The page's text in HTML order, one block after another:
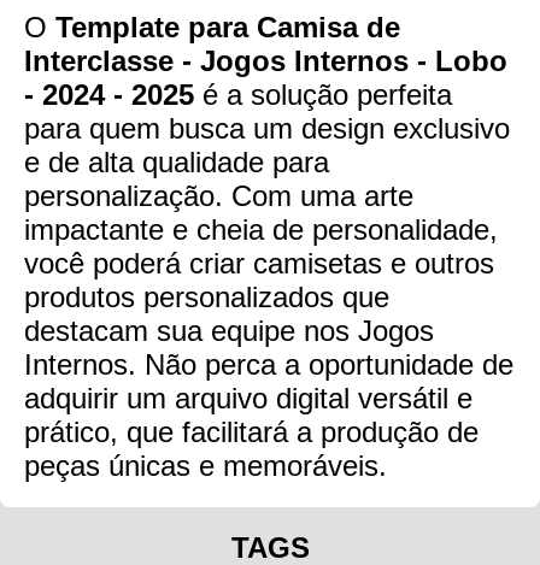
O Template para Camisa de
Interclasse - Jogos Internos - Lobo
- 2024 - 2025 é a solução perfeita
para quem busca um design exclusivo
e de alta qualidade para
personalização. Com uma arte
impactante e cheia de personalidade,
você poderá criar camisetas e outros
produtos personalizados que
destacam sua equipe nos Jogos
Internos. Não perca a oportunidade de
adquirir um arquivo digital versátil e
prático, que facilitará a produção de
peças únicas e memoráveis.
TAGS